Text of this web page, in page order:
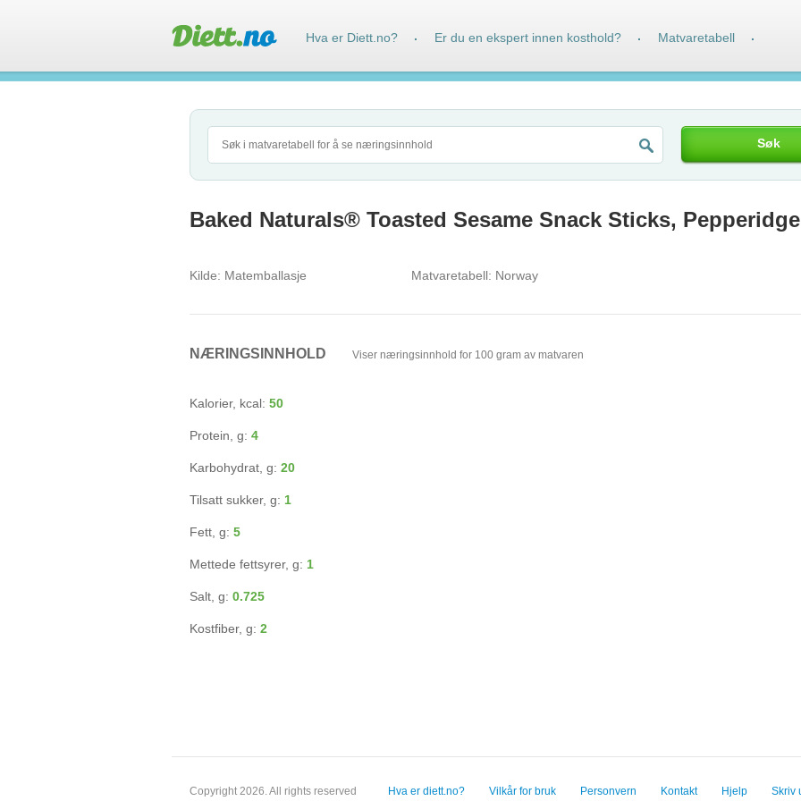
Søk
Baked Naturals® Toasted Sesame Snack Sticks,
Kilde: Matemballasje Matvaretabell: Norway
NÆRINGSINNHOLD Viser næringsinnhold for 100 gram av matvaren
Kalorier, kcal: 50
Protein, g: 4
Karbohydrat, g: 20
Tilsatt sukker, g: 1
Fett, g: 5
Mettede fettsyrer, g: 1
Salt, g: 0.725
Kostfiber, g: 2
Copyright 2026. All rights reserved Hva er diett.no? Vilkår for bruk Personvern Kontakt Hjelp Skriv
Hva er Diett.no? · Er du en ekspert innen kosthold? · Matvaretabell ·